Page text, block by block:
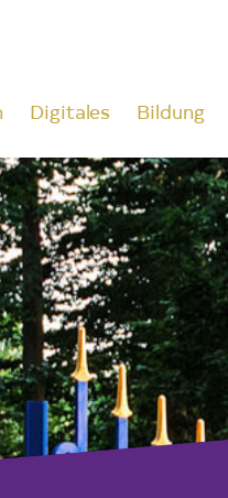
Digitales Bildung